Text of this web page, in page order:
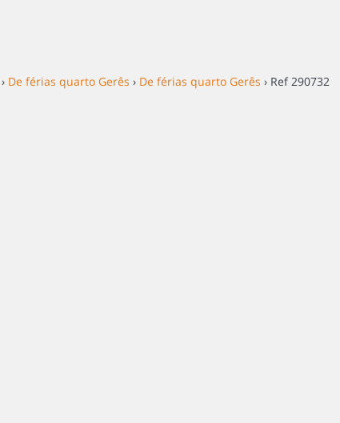
› De férias quarto Gerês › De férias quarto Gerês › Ref 290732